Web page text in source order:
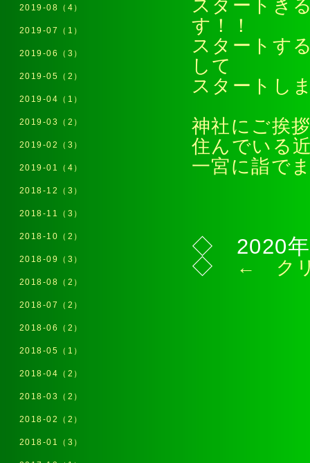
スタートき
す！！
スタートす
して
スタートし
神社にご挨
住んでいる
一宮に詣で
◇ 2020年
◇
← ク
2019-08（4）
2019-07（1）
2019-06（3）
2019-05（2）
2019-04（1）
2019-03（2）
2019-02（3）
2019-01（4）
2018-12（3）
2018-11（3）
2018-10（2）
2018-09（3）
2018-08（2）
2018-07（2）
2018-06（2）
2018-05（1）
2018-04（2）
2018-03（2）
2018-02（2）
2018-01（3）